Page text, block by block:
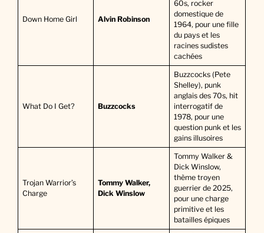
Down Home Girl Alvin Robinson
60s, rocker
domestique de
1964, pour une fille
du pays et les
racines sudistes
cachées
What Do I Get? Buzzcocks
Buzzcocks (Pete
Shelley), punk
anglais des 70s, hit
interrogatif de
1978, pour une
question punk et les
gains illusoires
Trojan Warrior’s
Charge
Tommy Walker,
Dick Winslow
Tommy Walker &
Dick Winslow,
thème troyen
guerrier de 2025,
pour une charge
primitive et les
batailles épiques